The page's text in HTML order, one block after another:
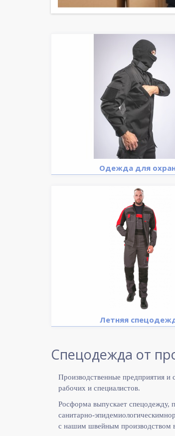
Одежда для
Летняя
Спецодежда от
Производственные предприятия и
рабочих и специалистов.
Росформа выпускает
санитарно-
с нашим швейным производством